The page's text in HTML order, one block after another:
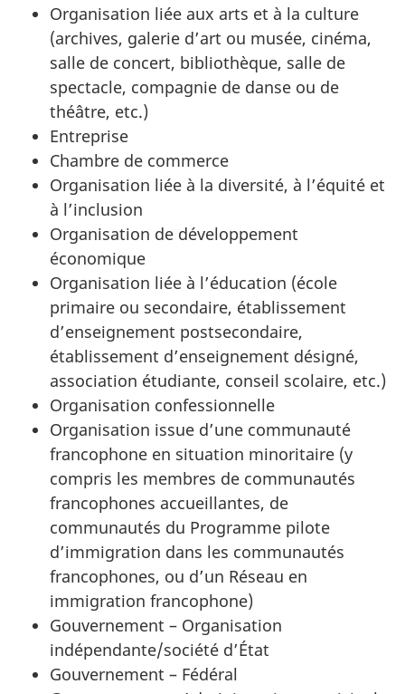
Organisation liée aux arts et à la culture
(archives, galerie d’art ou musée, cinéma,
salle de concert, bibliothèque, salle de
spectacle, compagnie de danse ou de
théâtre, etc.)
Entreprise
Chambre de commerce
Organisation liée à la diversité, à l’équité et
à l’inclusion
Organisation de développement
économique
Organisation liée à l’éducation (école
primaire ou secondaire, établissement
d’enseignement postsecondaire,
établissement d’enseignement désigné,
association étudiante, conseil scolaire, etc.)
Organisation confessionnelle
Organisation issue d’une communauté
francophone en situation minoritaire (y
compris les membres de communautés
francophones accueillantes, de
communautés du Programme pilote
d’immigration dans les communautés
francophones, ou d’un Réseau en
immigration francophone)
Gouvernement – Organisation
indépendante/société d’État
Gouvernement – Fédéral